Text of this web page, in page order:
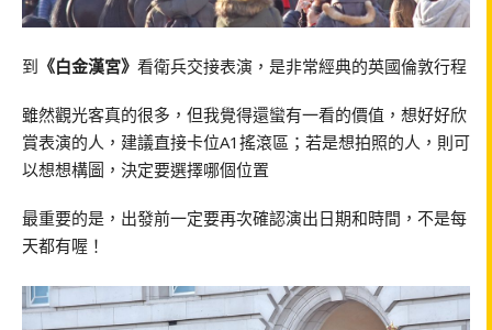
到 《白金漢宮》 看衛兵交接表演，是非常經典的英國倫敦行程
雖然觀光客真的很多，但我覺得還蠻有一看的價值，想好好欣
賞表演的人，建議直接卡位A1搖滾區；若是想拍照的人，則可
以想想構圖，決定要選擇哪個位置
最重要的是，出發前一定要再次確認演出日期和時間，不是每
天都有喔！